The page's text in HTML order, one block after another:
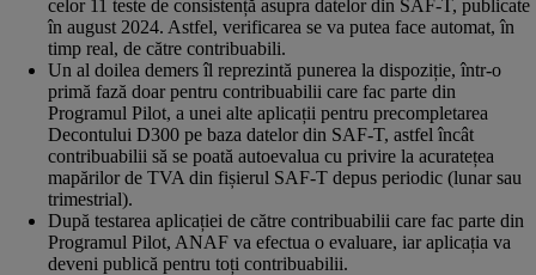
celor 11 teste de consistență asupra datelor din SAF-T, publicate
în august 2024. Astfel, verificarea se va putea face automat, în
timp real, de către contribuabili.
Un al doilea demers îl reprezintă punerea la dispoziție, într-o
primă fază doar pentru contribuabilii care fac parte din
Programul Pilot, a unei alte aplicații pentru precompletarea
Decontului D300 pe baza datelor din SAF-T, astfel încât
contribuabilii să se poată autoevalua cu privire la acuratețea
mapărilor de TVA din fișierul SAF-T depus periodic (lunar sau
trimestrial).
După testarea aplicației de către contribuabilii care fac parte din
Programul Pilot, ANAF va efectua o evaluare, iar aplicația va
deveni publică pentru toți contribuabilii.